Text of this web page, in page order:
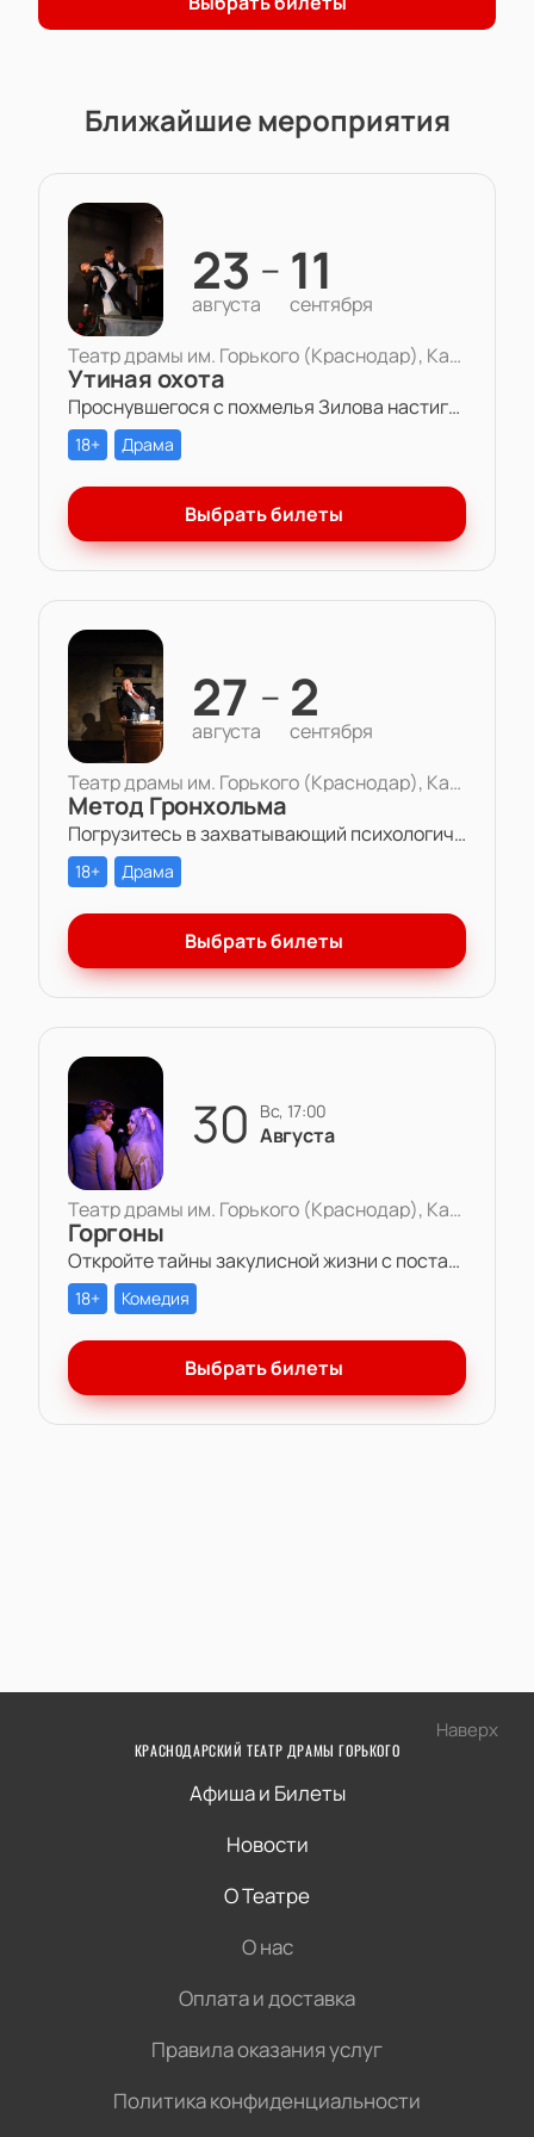
Ближайшие мероприятия
23
августа
— 11
сентября
Театр драмы им. Горького (Краснодар), Камерная сцена
Утиная охота
Проснувшегося с похмелья Зилова настигает осознание того, что все, что он есть и все, что есть у него — бессмысленная игра. Игра в любовь, в справедливость, в дружбу, в успех.
18+ Драма
Выбрать билеты
27
августа
— 2
сентября
Театр драмы им. Горького (Краснодар), Камерная сцена
Метод Гронхольма
Погрузитесь в захватывающий психологический триллер «Метод Гронхольма» в Театре драмы им. Горького.
18+ Драма
Выбрать билеты
30 вс, 17:00
Августа
Театр драмы им. Горького (Краснодар), Камерная сцена
Горгоны
Откройте тайны закулисной жизни с постановкой «Горгоны» в Театре драмы им. Горького. Две актрисы, одна роль и многолетняя вражда – станьте свидетелем захватывающей игры амбиций и чувств на театральной сцене.
18+ Комедия
Выбрать билеты
Наверх
КРАСНОДАРСКИЙ ТЕАТР ДРАМЫ ГОРЬКОГО
Афиша и Билеты
Новости
О Театре
О нас
Оплата и доставка
Правила оказания услуг
Политика конфиденциальности